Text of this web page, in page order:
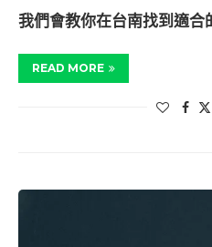
我們會教你在台南找到適合
READ MORE